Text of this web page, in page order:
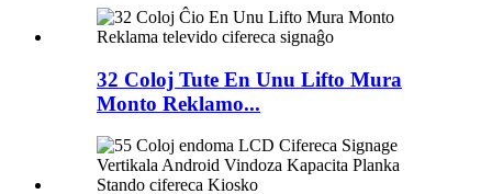
32 Coloj Tute En Unu Lifto Mura
Monto Reklamo...